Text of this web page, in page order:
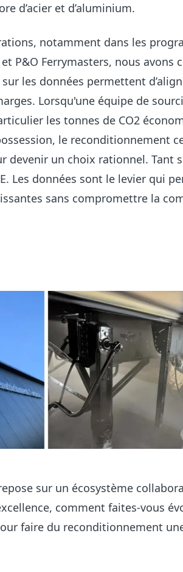
d’acier et d’aluminium.
notamment dans les
P&O Ferrymasters, nous avons
les données permettent
Lorsqu'une équipe de
les tonnes de CO2
le reconditionnement
devenir un choix rationnel. Tant
Les données sont le levier qui
sans compromettre la
sur un écosystème
comment faites-vous
faire du reconditionnement